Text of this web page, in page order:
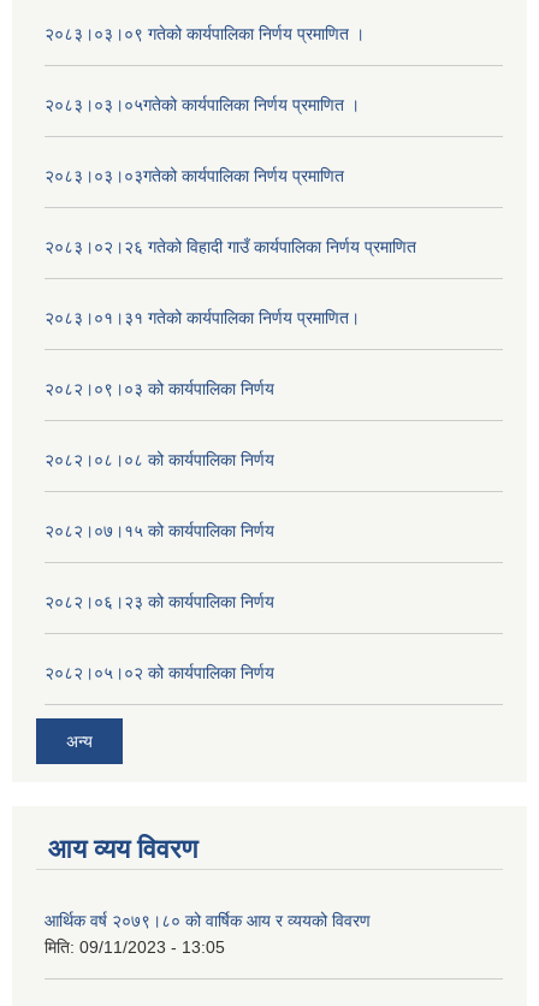
२०८३।०३।०९ गतेको कार्यपालिका निर्णय प्रमाणित ।
२०८३।०३।०५गतेको कार्यपालिका निर्णय प्रमाणित ।
२०८३।०३।०३गतेको कार्यपालिका निर्णय प्रमाणित
२०८३।०२।२६ गतेको विहादी गाउँ कार्यपालिका निर्णय प्रमाणित
२०८३।०१।३१ गतेको कार्यपालिका निर्णय प्रमाणित।
२०८२।०९।०३ को कार्यपालिका निर्णय
२०८२।०८।०८ को कार्यपालिका निर्णय
२०८२।०७।१५ को कार्यपालिका निर्णय
२०८२।०६।२३ को कार्यपालिका निर्णय
२०८२।०५।०२ को कार्यपालिका निर्णय
अन्य
आय व्यय विवरण
आर्थिक वर्ष २०७९।८० को वार्षिक आय र व्ययको विवरण
मिति: 09/11/2023 - 13:05